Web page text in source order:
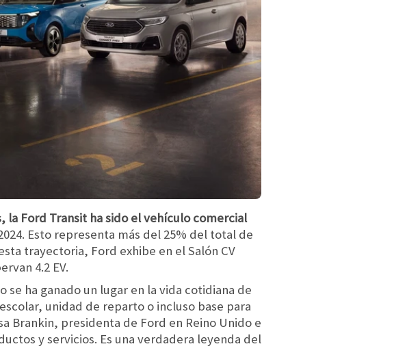
la Ford Transit ha sido el vehículo comercial
Esto representa más del 25% del total de
trayectoria, Ford exhibe en el Salón CV
4.2 EV.
se ha ganado un lugar en la vida cotidiana de
unidad de reparto o incluso base para
Brankin, presidenta de Ford en Reino Unido e
y servicios. Es una verdadera leyenda del